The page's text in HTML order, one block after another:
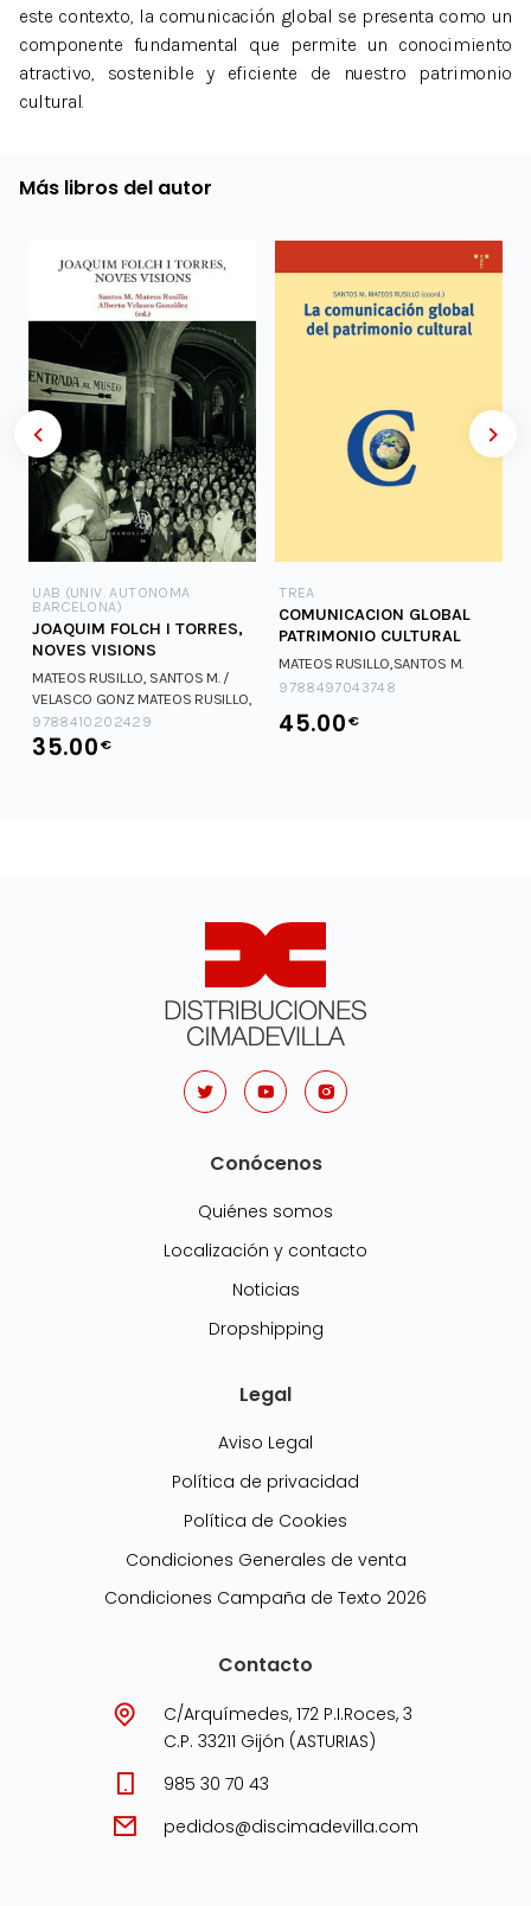
este contexto, la comunicación global se presenta como un
componente fundamental que permite un conocimiento
atractivo, sostenible y eficiente de nuestro patrimonio
cultural.
Más libros del autor
UAB (UNIV. AUTONOMA
BARCELONA)
JOAQUIM FOLCH I TORRES,
NOVES VISIONS
MATEOS RUSILLO, SANTOS M. /
VELASCO GONZ MATEOS RUSILLO,
SANTOS M. / VELASCO GONZ
9788410202429
35.00€
TREA
COMUNICACION GLOBAL
PATRIMONIO CULTURAL
MATEOS RUSILLO,SANTOS M.
9788497043748
45.00€
Conócenos
Quiénes somos
Localización y contacto
Noticias
Dropshipping
Legal
Aviso Legal
Política de privacidad
Política de Cookies
Condiciones Generales de venta
Condiciones Campaña de Texto 2026
Contacto
C/Arquímedes, 172 P.I.Roces, 3
C.P. 33211 Gijón (ASTURIAS)
985 30 70 43
pedidos@discimadevilla.com